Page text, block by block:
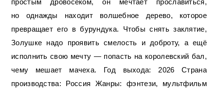
простым дровосеком, он мечтает прославиться,
но однажды находит волшебное дерево, которое
превращает его в бурундука. Чтобы снять заклятие,
Золушке надо проявить смелость и доброту, а ещё
исполнить свою мечту — попасть на королевский бал,
чему мешает мачеха. Год выхода: 2026 Страна
производства: Россия Жанры: фэнтези, мультфильм